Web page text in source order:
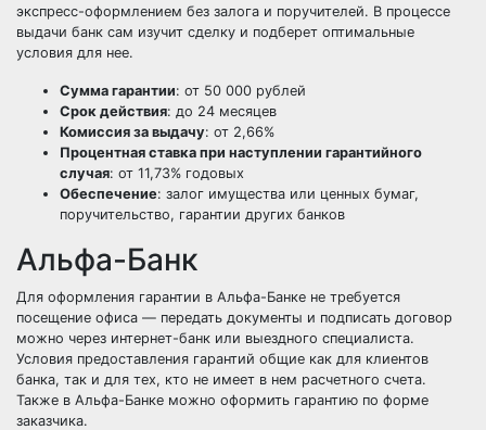
экспресс-оформлением без залога и поручителей. В процессе
выдачи банк сам изучит сделку и подберет оптимальные
условия для нее.
Сумма гарантии: от 50 000 рублей
Срок действия: до 24 месяцев
Комиссия за выдачу: от 2,66%
Процентная ставка при наступлении гарантийного
случая: от 11,73% годовых
Обеспечение: залог имущества или ценных бумаг,
поручительство, гарантии других банков
Альфа-Банк
Для оформления гарантии в Альфа-Банке не требуется
посещение офиса — передать документы и подписать договор
можно через интернет-банк или выездного специалиста.
Условия предоставления гарантий общие как для клиентов
банка, так и для тех, кто не имеет в нем расчетного счета.
Также в Альфа-Банке можно оформить гарантию по форме
заказчика.